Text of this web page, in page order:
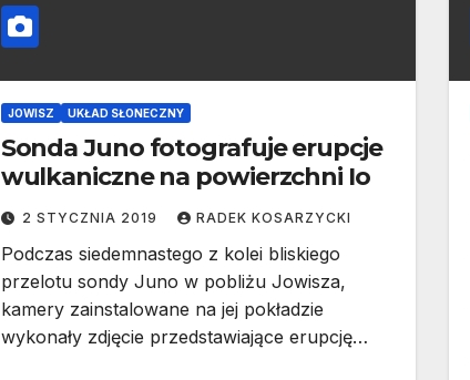
JOWISZ UKŁAD SŁONECZNY
Sonda Juno fotografuje erupcje
wulkaniczne na powierzchni Io
2 STYCZNIA 2019 RADEK KOSARZYCKI
Podczas siedemnastego z kolei bliskiego
przelotu sondy Juno w pobliżu Jowisza,
kamery zainstalowane na jej pokładzie
wykonały zdjęcie przedstawiające erupcję…